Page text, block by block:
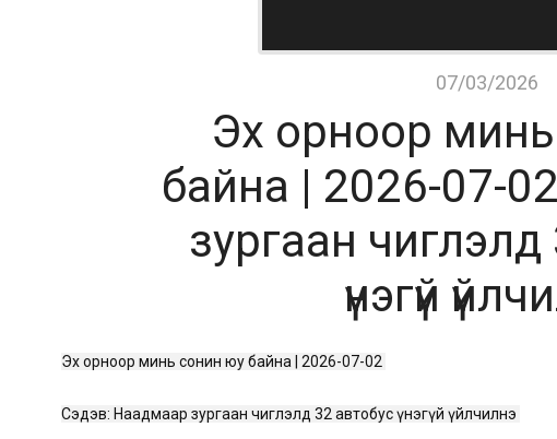
07/03/2026
Эх орноор
байна | 2026-07-
зургаан
үнэгүй
Эх орноор минь сонин юу байна | 2026-07-02
Сэдэв: Наадмаар зургаан чиглэлд 32 автобус үнэгүй үйлчилнэ